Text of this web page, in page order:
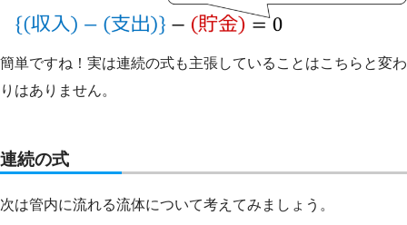
簡単ですね！実は連続の式も主張していることはこちらと変わ
りはありません。
連続の式
次は管内に流れる流体について考えてみましょう。